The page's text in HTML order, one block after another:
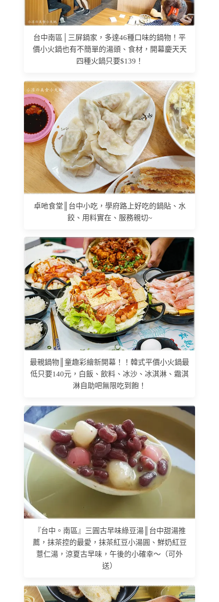
台中南區│三屏鍋家，多達46種口味的鍋物！平
價小火鍋也有不簡單的湯頭、食材，開幕慶天天
四種火鍋只要$139！
卓吔食堂║台中小吃，學府路上好吃的鍋貼、水
餃、用料實在、服務親切~
最親鍋物║童趣彩繪新開幕！！韓式平價小火鍋最
低只要140元，白飯、飲料、冰沙、冰淇淋、霜淇
淋自助吧無限吃到飽！
『台中。南區』三圓古早味綠豆湯║台中甜湯推
薦，抹茶控的最愛，抹茶紅豆小湯圓、鮮奶紅豆
薏仁湯，涼夏古早味，午後的小確幸～（可外
送）